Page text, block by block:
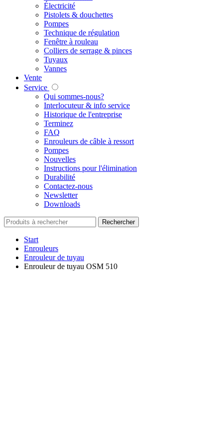
Électricité
Pistolets & douchettes
Pompes
Technique de régulation
Fenêtre à rouleau
Colliers de serrage & pinces
Tuyaux
Vannes
Vente
Service
Qui sommes-nous?
Interlocuteur & info service
Historique de l'entreprise
Terminez
FAQ
Enrouleurs de câble à ressort
Pompes
Nouvelles
Instructions pour l'élimination
Durabilité
Contactez-nous
Newsletter
Downloads
Rechercher
Start
Enrouleurs
Enrouleur de tuyau
Enrouleur de tuyau OSM 510